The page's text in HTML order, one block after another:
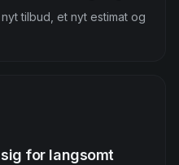
tilbud, et nyt estimat og
for langsomt